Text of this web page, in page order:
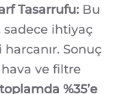
Tasarrufu: Bu
sadece ihtiyaç
Sonuç
hava ve filtre
toplamda %35’e